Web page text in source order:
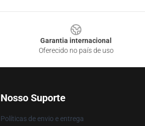
Garantia internacional
Oferecido no país de uso
Nosso Suporte
Políticas de envio e entrega